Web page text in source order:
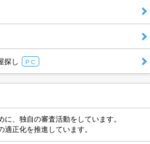
探し PC
、独自の審査活動をしています。
適正化を推進しています。